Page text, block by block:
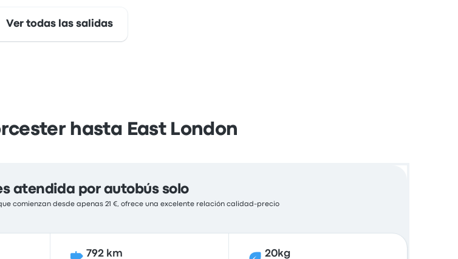
Ver todas las salidas
hasta East London
atendida por autobús solo
comienzan desde apenas 21 €, ofrece una excelente relación calidad-precio
792 km 20kg